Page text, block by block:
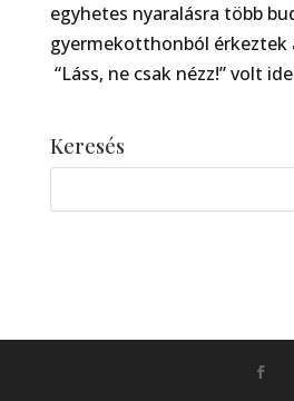
egyhetes nyaralásra több
gyermekotthonból érkeztek
“Láss, ne csak nézz!” volt
Keresés